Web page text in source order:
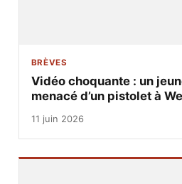
BRÈVES
Vidéo choquante : un
menacé d’un pistolet à
11 juin 2026